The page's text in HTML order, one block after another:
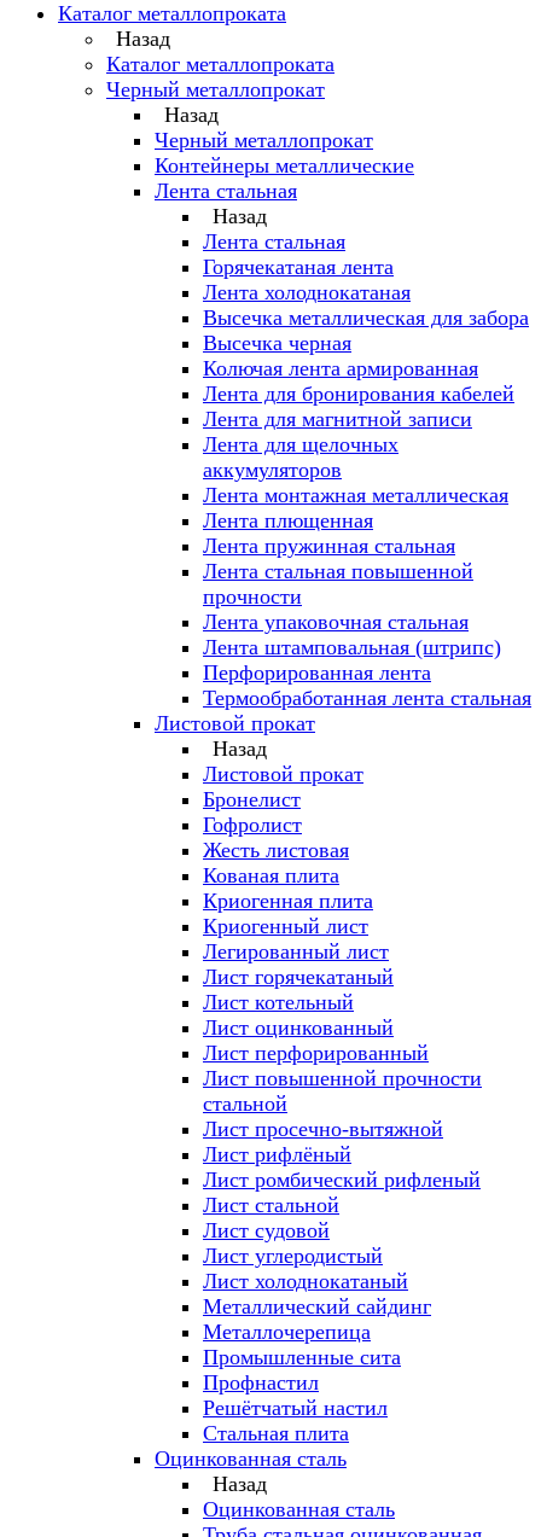
Каталог металлопроката
Назад
Каталог металлопроката
Черный металлопрокат
Назад
Черный металлопрокат
Контейнеры металлические
Лента стальная
Назад
Лента стальная
Горячекатаная лента
Лента холоднокатаная
Высечка металлическая для забора
Высечка черная
Колючая лента армированная
Лента для бронирования кабелей
Лента для магнитной записи
Лента для щелочных
аккумуляторов
Лента монтажная металлическая
Лента плющенная
Лента пружинная стальная
Лента стальная повышенной
прочности
Лента упаковочная стальная
Лента штамповальная (штрипс)
Перфорированная лента
Термообработанная лента стальная
Листовой прокат
Назад
Листовой прокат
Бронелист
Гофролист
Жесть листовая
Кованая плита
Криогенная плита
Криогенный лист
Легированный лист
Лист горячекатаный
Лист котельный
Лист оцинкованный
Лист перфорированный
Лист повышенной прочности
стальной
Лист просечно-вытяжной
Лист рифлёный
Лист ромбический рифленый
Лист стальной
Лист судовой
Лист углеродистый
Лист холоднокатаный
Металлический сайдинг
Металлочерепица
Промышленные сита
Профнастил
Решётчатый настил
Стальная плита
Оцинкованная сталь
Назад
Оцинкованная сталь